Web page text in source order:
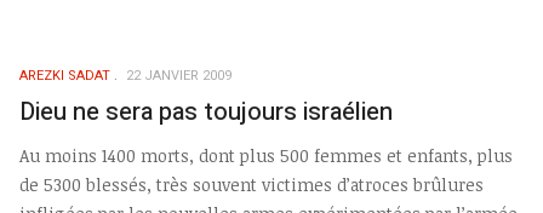
AREZKI SADAT 22 JANVIER 2009
Dieu ne sera pas toujours israélien
Au moins 1400 morts, dont plus 500 femmes et enfants, plus
de 5300 blessés, très souvent victimes d’atroces brûlures